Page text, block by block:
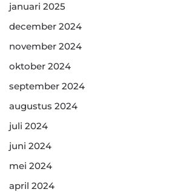
januari 2025
december 2024
november 2024
oktober 2024
september 2024
augustus 2024
juli 2024
juni 2024
mei 2024
april 2024